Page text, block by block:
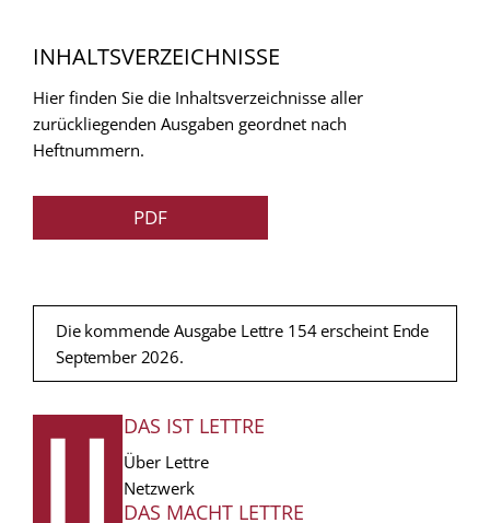
INHALTSVERZEICHNISSE
Hier finden Sie die Inhaltsverzeichnisse aller
zurückliegenden Ausgaben geordnet nach
Heftnummern.
PDF
Die kommende Ausgabe Lettre 154 erscheint Ende
September 2026.
FUSSZEILE
DAS IST LETTRE
Über Lettre
Netzwerk
DAS MACHT LETTRE